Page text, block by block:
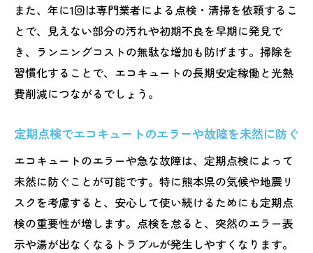
また、年に1回は専門業者による点検・清掃を依頼するこ
とで、見えない部分の汚れや初期不良を早期に発見で
き、ランニングコストの無駄な増加も防げます。掃除を
習慣化することで、エコキュートの長期安定稼働と光熱
費削減につながるでしょう。
定期点検でエコキュートのエラーや故障を未然に防ぐ
エコキュートのエラーや急な故障は、定期点検によって
未然に防ぐことが可能です。特に熊本県の気候や地震リ
スクを考慮すると、安心して使い続けるためにも定期点
検の重要性が増します。点検を怠ると、突然のエラー表
示や湯が出なくなるトラブルが発生しやすくなります。